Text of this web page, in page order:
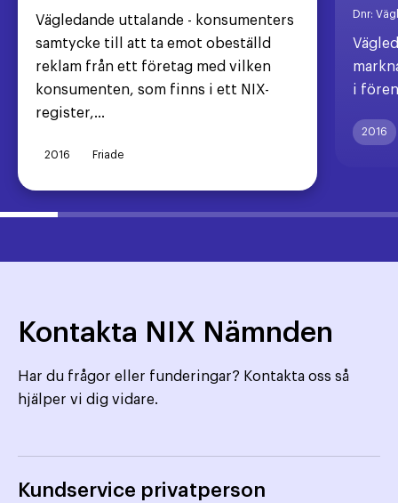
Vägledande uttalande - konsumenters
samtycke till att ta emot obeställd
reklam från ett företag med vilken
konsumenten, som finns i ett NIX-
register,...
2016 Friade
Dnr:
i
2016
Kontakta NIX Nämnden
Har du frågor eller funderingar? Kontakta oss så
hjälper vi dig vidare.
Kundservice privatperson